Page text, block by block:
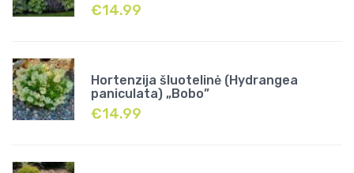
€14.99
Hortenzija šluotelinė (Hydrangea
paniculata) „Bobo”
€14.99